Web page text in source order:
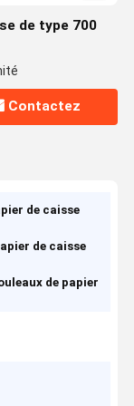
de type 700
Contactez
de caisse
de caisse
de papier